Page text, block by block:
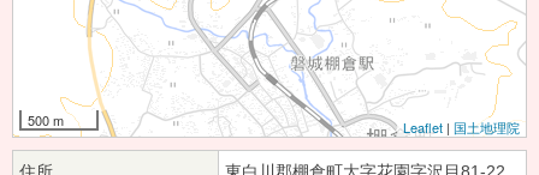
500 m Leaflet | 国土地理院
住所 東白川郡棚倉町大字花園字沢目81-22